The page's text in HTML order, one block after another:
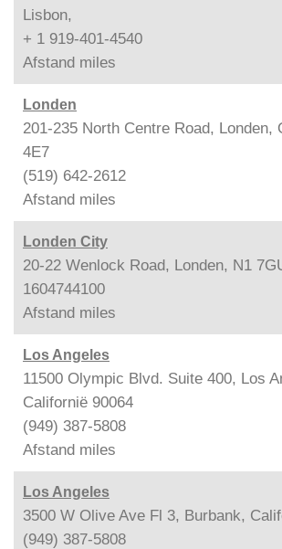
Lisbon,
+ 1 919-401-4540
Afstand miles
Londen
201-235 North Centre Road, Londen,
4E7
(519) 642-2612
Afstand miles
Londen City
20-22 Wenlock Road, Londen, N1
1604744100
Afstand miles
Los Angeles
11500 Olympic Blvd. Suite 400, Los
Californië 90064
(949) 387-5808
Afstand miles
Los Angeles
3500 W Olive Ave Fl 3, Burbank,
(949) 387-5808